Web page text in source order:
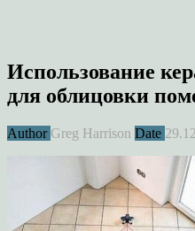
Использование
для облицовки
Author Greg Harrison Date